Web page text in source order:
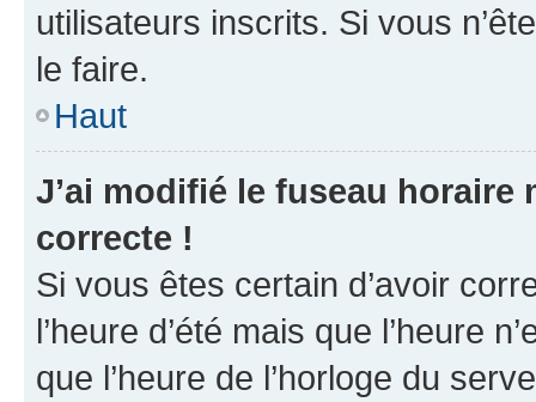
utilisateurs inscrits. Si vous
le faire.
Haut
J’ai modifié le fuseau horaire
correcte !
Si vous êtes certain d’avoir
l’heure d’été mais que l’heure
que l’heure de l’horloge du